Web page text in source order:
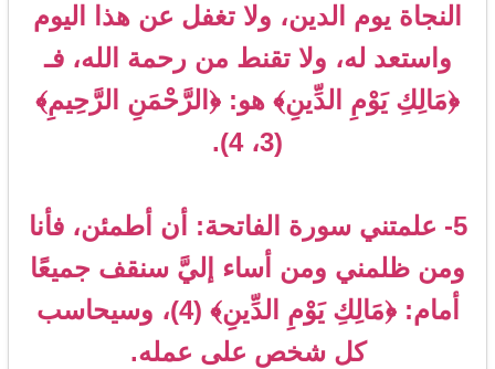
النجاة يوم الدين، ولا تغفل عن هذا اليوم
واستعد له، ولا تقنط من رحمة الله، فـ
﴿مَالِكِ يَوْمِ الدِّينِ﴾ هو: ﴿الرَّحْمَنِ الرَّحِيمِ﴾
(3، 4).
5- علمتني سورة الفاتحة: أن أطمئن، فأنا
ومن ظلمني ومن أساء إليَّ سنقف جميعًا
أمام: ﴿مَالِكِ يَوْمِ الدِّينِ﴾ (4)، وسيحاسب
كل شخص على عمله.